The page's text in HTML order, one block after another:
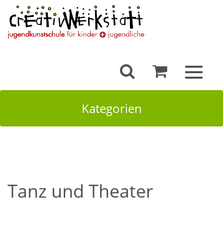
Toggle
Kategorien
Tanz und Theater